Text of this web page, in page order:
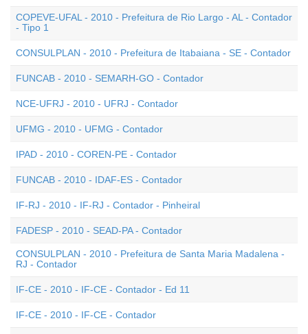
COPEVE-UFAL - 2010 - Prefeitura de Rio Largo - AL - Contador
- Tipo 1
CONSULPLAN - 2010 - Prefeitura de Itabaiana - SE - Contador
FUNCAB - 2010 - SEMARH-GO - Contador
NCE-UFRJ - 2010 - UFRJ - Contador
UFMG - 2010 - UFMG - Contador
IPAD - 2010 - COREN-PE - Contador
FUNCAB - 2010 - IDAF-ES - Contador
IF-RJ - 2010 - IF-RJ - Contador - Pinheiral
FADESP - 2010 - SEAD-PA - Contador
CONSULPLAN - 2010 - Prefeitura de Santa Maria Madalena -
RJ - Contador
IF-CE - 2010 - IF-CE - Contador - Ed 11
IF-CE - 2010 - IF-CE - Contador